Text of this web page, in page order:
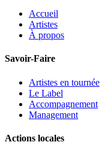
Accueil
Artistes
À propos
Savoir-Faire
Artistes en tournée
Le Label
Accompagnement
Management
Actions locales